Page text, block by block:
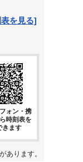
を見る]
ォン・携
時刻表を
きます
あります。